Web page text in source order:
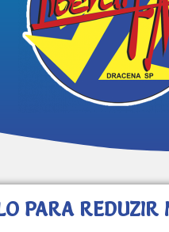
PARA REDUZIR